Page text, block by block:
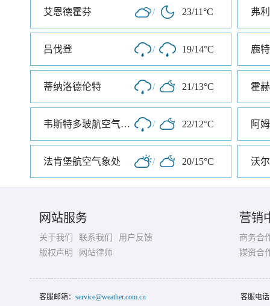
艾恩德霍芬 / 23/11°C 弗
吕伐登 / 19/14°C 鹿
蒂纳洛德伦特 / 21/13°C 霍
韦斯特多玻航空气象处 / 22/12°C 阿
法肯堡航空气象处 / 20/15°C 沃
网站服务
关于我们 联系我们
用户反馈
版权声明
网站律师
营销
商务合
媒资合
客服邮箱： service@weather.com.cn 客服电